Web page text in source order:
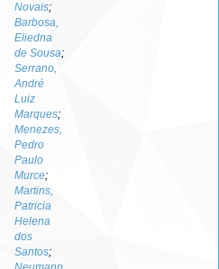
Novais;
Barbosa,
Eliedna
de Sousa;
Serrano,
André
Luiz
Marques;
Menezes,
Pedro
Paulo
Murce;
Martins,
Patricia
Helena
dos
Santos;